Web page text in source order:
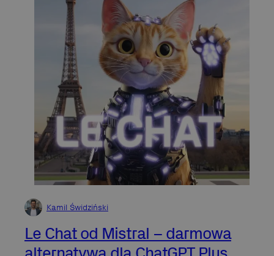
Kamil Świdziński
Le Chat od Mistral – darmowa